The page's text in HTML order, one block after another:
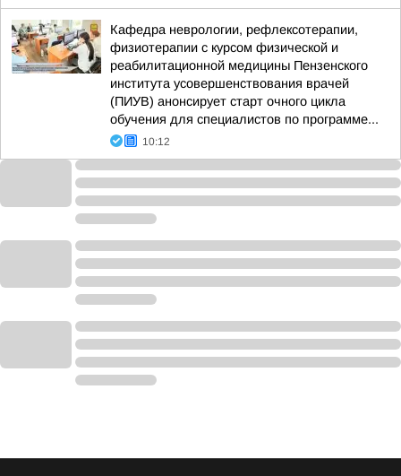
Кафедра неврологии, рефлексотерапии,
физиотерапии с курсом физической и
реабилитационной медицины Пензенского
института усовершенствования врачей
(ПИУВ) анонсирует старт очного цикла
обучения для специалистов по программе...
10:12